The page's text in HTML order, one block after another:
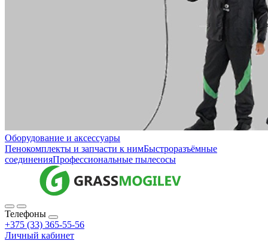
Оборудование и аксессуары
Пенокомплекты и запчасти к нимБыстроразъёмные
соединенияПрофессиональные пылесосы
Телефоны
+375 (33) 365-55-56
Личный кабинет